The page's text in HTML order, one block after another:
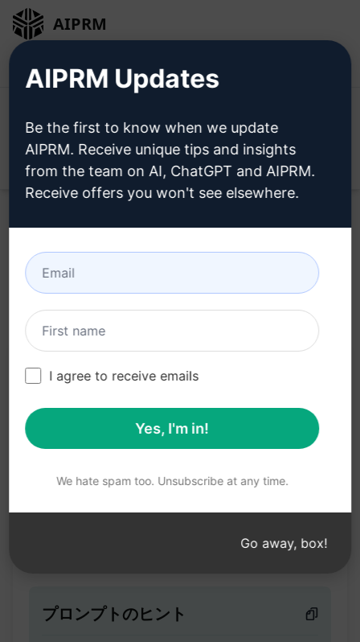
AIPRM
Home / AIプロンプト / Copywriting Prompts / Writing
Prompts
/
1,964
0 1,366
キーワードを先頭に配置し
置したSEOタイトルを作成します。
プロンプトのヒント
AIPRM Updates
Be the first to know when we update
AIPRM. Receive unique tips and insights
from the team on AI, ChatGPT and AIPRM.
Receive offers you won't see elsewhere.
I agree to receive emails
Yes, I'm in!
We hate spam too. Unsubscribe at any time.
Go away, box!